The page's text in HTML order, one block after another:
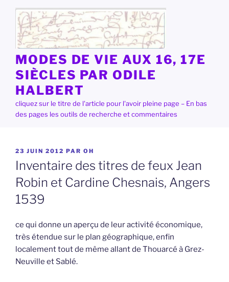
contenu
principal
MODES DE VIE AUX 16, 17E
SIÈCLES PAR ODILE
HALBERT
cliquez sur le titre de l'article pour l'avoir pleine page – En bas
des pages les outils de recherche et commentaires
PUBLIÉ
LE
23 JUIN 2012 PAR OH
Inventaire des titres de feux Jean
Robin et Cardine Chesnais, Angers
1539
ce qui donne un aperçu de leur activité économique,
très étendue sur le plan géographique, enfin
localement tout de même allant de Thouarcé à Grez-
Neuville et Sablé.